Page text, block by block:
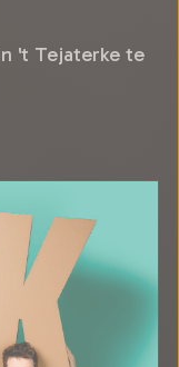
't Tejaterke te